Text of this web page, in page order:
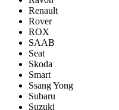
Renault
Rover
ROX
SAAB
Seat
Skoda
Smart
Ssang Yong
Subaru
Suzuki